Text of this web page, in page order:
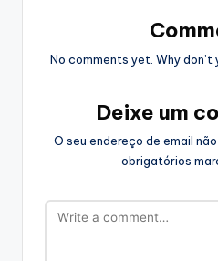
No comments yet. Why
Deixe um
O seu endereço de email
obrigatórios